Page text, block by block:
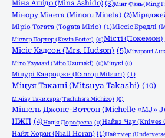
Міна Ашідо (Mina Ashido) (3)Мінг Фань (Ming
Мінору Мінета (Minoru Mineta) (2)
Міріо Тогата (Togata Mirio) (1)Міссіс Бредлі
Містер Портер (Kevin Porter) (0)Місті (Покемон)
Місіс Хадсон (Mrs. Hudson) (5)Мітараші
Міто Узумакі (Mito Uzumaki) (0)Міцукі (0)
Міцурі Канроджи (Kanroji Mitsuri) (1)
Міцуя Такаші (Mitsuya Takashi) (10)
Мічізу Тачихара (Tachihara Michizo) (0)
Мішель Джонс-Вотсон (Michelle «MJ»
НЖП (4)Надія Дорофеєва (0)Найвз Чау (Knives
Найл Хоран (Niall Horan) (1)Найтмер